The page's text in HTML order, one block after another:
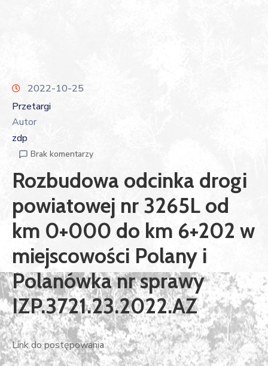
2022-10-25
Przetargi
Autor
zdp
Brak komentarzy
Rozbudowa odcinka drogi
powiatowej nr 3265L od
km 0+000 do km 6+202 w
miejscowości Polany i
Polanówka nr sprawy
IZP.3721.23.2022.AZ
Link do postępowania